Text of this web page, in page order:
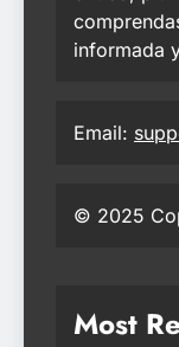
informada
Email:
© 2025
Most